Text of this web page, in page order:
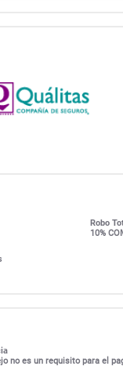
Robo
10%
no es un requisito para el